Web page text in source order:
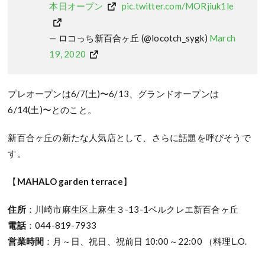
本日オープン
pic.twitter.com/MORjiuk1le
— ロコっち新百合ヶ丘 (@locotch_sygk) March
19, 2020
プレオープンは6/7(土)〜6/13、グランドオープンは
6/14(土)〜とのこと。
新百合ヶ丘の新たな人気店として、さらに話題を呼びそうで
す。
【 MAHALO garden terrace】
住所：川崎市麻生区上麻生３-13-1ベルクレエ新百合ヶ丘
電話：044-819-7933
営業時間 ：月～日、祝日、祝前日 10:00～22:00 （料理L.O.